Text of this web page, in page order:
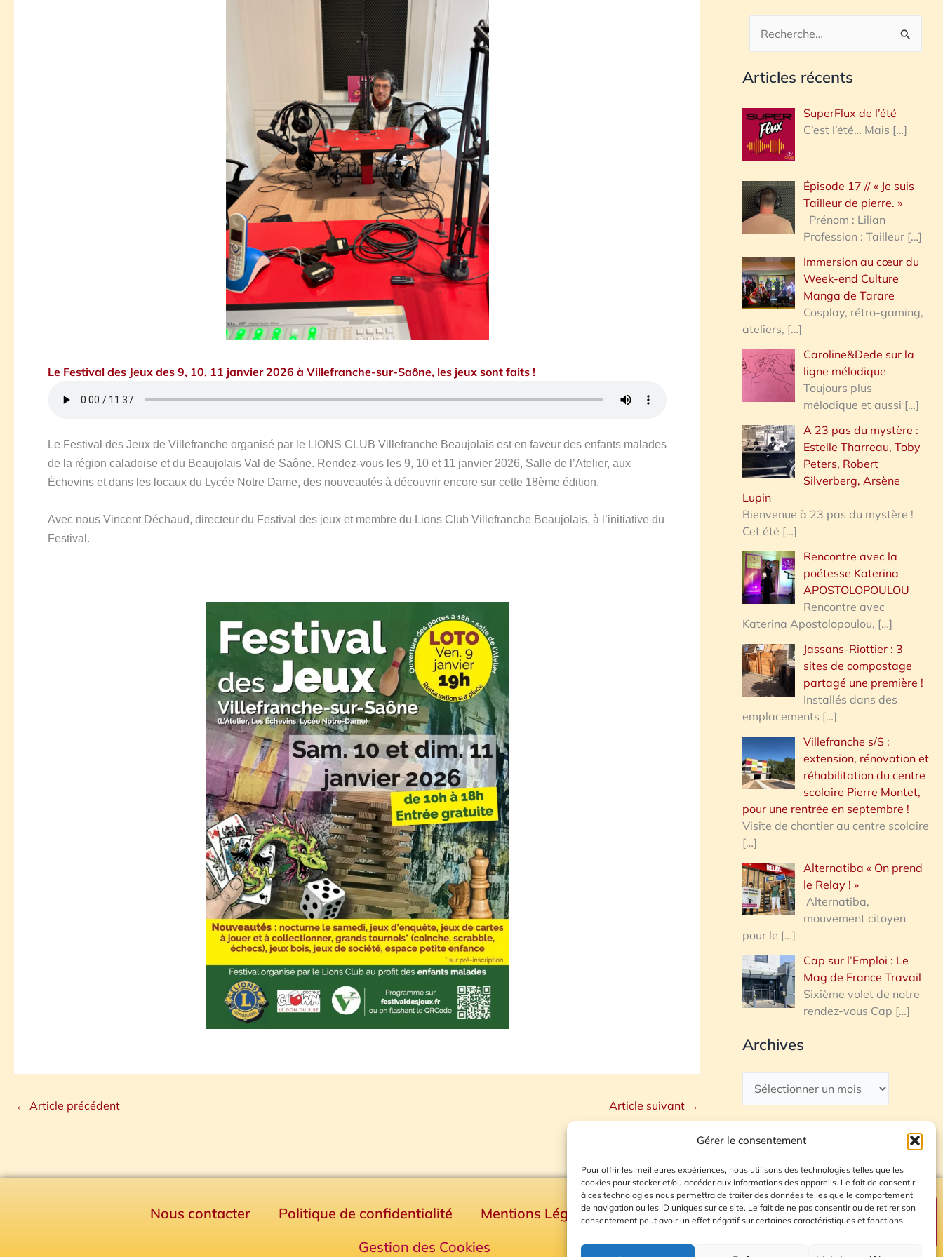
Gérer le consentement
Pour offrir les meilleures expériences, nous utilisons des technologies telles que les
cookies pour stocker et/ou accéder aux informations des appareils. Le fait de consentir
à ces technologies nous permettra de traiter des données telles que le comportement
de navigation ou les ID uniques sur ce site. Le fait de ne pas consentir ou de retirer son
consentement peut avoir un effet négatif sur certaines caractéristiques et fonctions.
Le Festival des Jeux des 9, 10, 11 janvier 2026 à Villefranche-sur-Saône, les jeux sont faits !
Le Festival des Jeux de Villefranche organisé par le LIONS CLUB Villefranche Beaujolais est en faveur des enfants malades
de la région caladoise et du Beaujolais Val de Saône. Rendez-vous les 9, 10 et 11 janvier 2026, Salle de l’Atelier, aux
Échevins et dans les locaux du Lycée Notre Dame, des nouveautés à découvrir encore sur cette 18ème édition.
Avec nous Vincent Déchaud, directeur du Festival des jeux et membre du Lions Club Villefranche Beaujolais, à l’initiative du
Festival.
← Article précédent Article suivant →
c
h
r
h
e
:
Articles récents
SuperFlux de l’été
C’est l’été… Mais […]
Épisode 17 // « Je suis
Tailleur de pierre. »
Prénom : Lilian
Profession : Tailleur […]
Immersion au cœur du
Week-end Culture
Manga de Tarare
Cosplay, rétro-gaming,
ateliers, […]
Caroline&Dede sur la
ligne mélodique
Toujours plus
mélodique et aussi […]
A 23 pas du mystère :
Estelle Tharreau, Toby
Peters, Robert
Silverberg, Arsène
Lupin
Bienvenue à 23 pas du mystère !
Cet été […]
Rencontre avec la
poétesse Katerina
APOSTOLOPOULOU
Rencontre avec
Katerina Apostolopoulou, […]
Jassans-Riottier : 3
sites de compostage
partagé une première !
Installés dans des
emplacements […]
Villefranche s/S :
extension, rénovation et
réhabilitation du centre
scolaire Pierre Montet,
pour une rentrée en septembre !
Visite de chantier au centre scolaire
[…]
Alternatiba « On prend
le Relay ! »
Alternatiba,
mouvement citoyen
pour le […]
Cap sur l’Emploi : Le
Mag de France Travail
Sixième volet de notre
rendez-vous Cap […]
Archives
Nous contacter Politique de confidentialité Mentions Légales
Plan du site
Gestion des Cookies